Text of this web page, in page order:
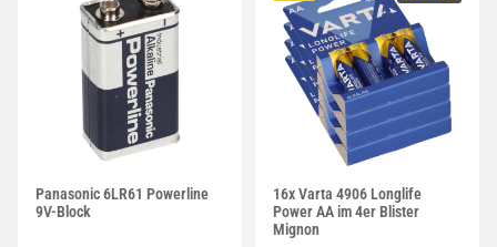
Panasonic 6LR61 Powerline
9V-Block
16x Varta 4906 Longlife
Power AA im 4er Blister
Mignon